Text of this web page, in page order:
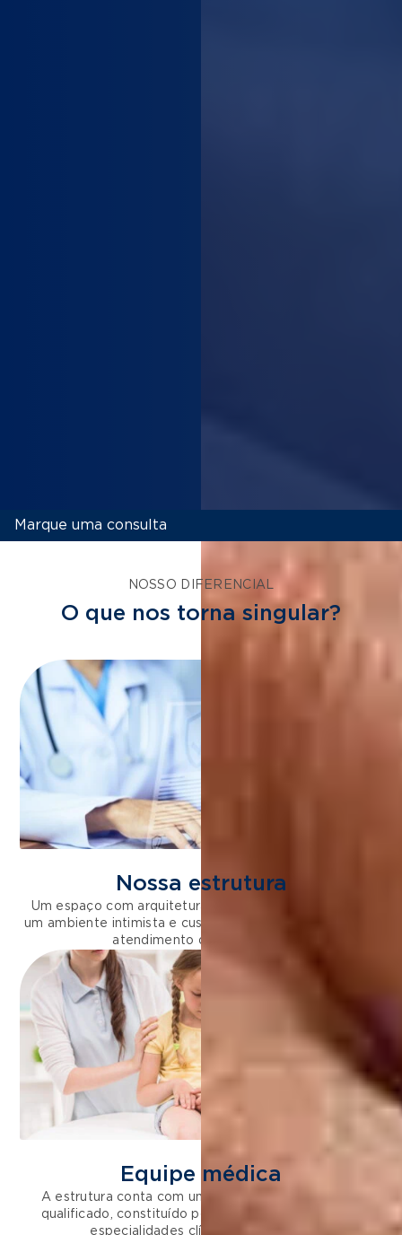
Marque uma consulta
NOSSO DIFERENCIAL
O que nos torna singular?
Nossa estrutura
Um espaço com arquitetura planejada que resulta em
um ambiente intimista e customizado para oferecer um
atendimento de excelência.
Equipe médica
A estrutura conta com um corpo clínico altamente
qualificado, constituído por médicos de diferentes
especialidades clínicas e cirúrgicas.